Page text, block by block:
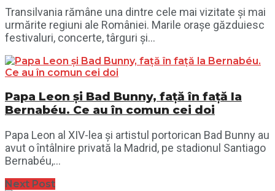
Transilvania rămâne una dintre cele mai vizitate și mai
urmărite regiuni ale României. Marile orașe găzduiesc
festivaluri, concerte, târguri și...
Papa Leon și Bad Bunny, față în față la
Bernabéu. Ce au în comun cei doi
Papa Leon al XIV-lea și artistul portorican Bad Bunny au
avut o întâlnire privată la Madrid, pe stadionul Santiago
Bernabéu,...
Next Post